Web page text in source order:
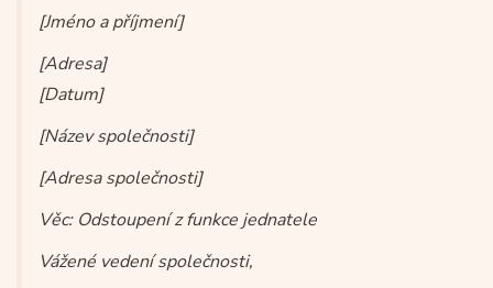
[Jméno a příjmení]
[Adresa]
[Datum]
[Název společnosti]
[Adresa společnosti]
Věc: Odstoupení z funkce jednatele
Vážené vedení společnosti,